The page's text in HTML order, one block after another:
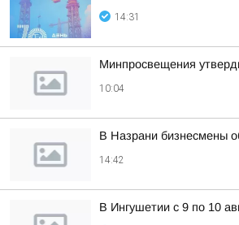
14:31
Минпросвещения
10:04
В Назрани бизнесмены
14:42
В Ингушетии с 9 по 10